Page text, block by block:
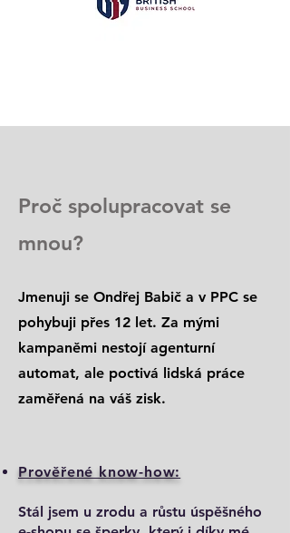
Proč spolupracovat se
mnou?
Jmenuji se Ondřej Babič a v PPC se
pohybuji přes 12 let. Za mými
kampaněmi nestojí agenturní
automat, ale poctivá lidská práce
zaměřená na váš zisk.
Prověřené know-how:
Stál jsem u zrodu a růstu úspěšného